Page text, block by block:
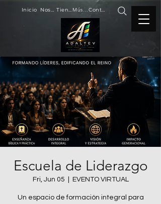
Inicio
Escuela de Liderazgo
Fri, Jun 05 EVENTO VIRTUAL
Un espacio de formación integral para